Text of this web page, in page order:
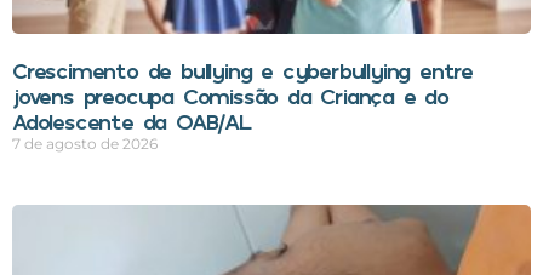
Crescimento de bullying e cyberbullying entre
jovens preocupa Comissão da Criança e do
Adolescente da OAB/AL
7 de agosto de 2026